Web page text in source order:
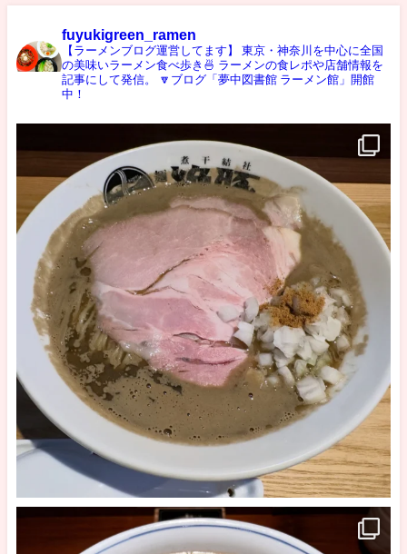
fuyukigreen_ramen
【ラーメンブログ運営してます】
東京・神奈川を中心に全国
の美味いラーメン食べ歩き🍜 ラーメンの食レポや店舗情報を
記事にして発信。
🔽ブログ「夢中図書館 ラーメン館」開館
中！